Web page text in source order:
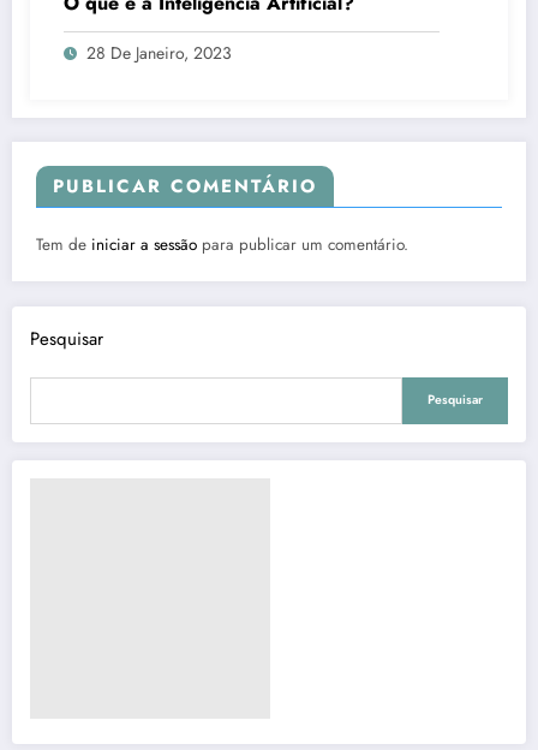
28 De Janeiro, 2023
PUBLICAR COMENTÁRIO
Tem de iniciar a sessão para publicar um comentário.
Pesquisar
Pesquisar